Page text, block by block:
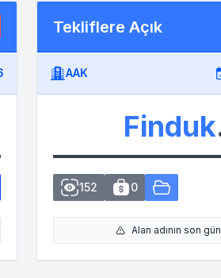
Tekliflere Açık
AAK
Finduk
152 0
Alan adının son